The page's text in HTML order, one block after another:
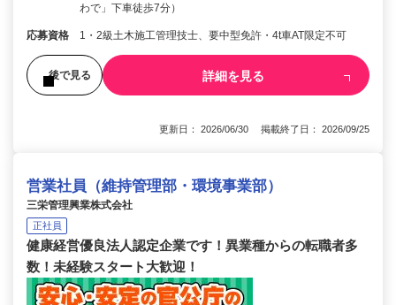
わで」下車徒歩7分）
応募資格 1・2級土木施工管理技士、要中型免許・4t車AT限定不可
後で見る 詳細を見る
更新日： 2026/06/30 掲載終了日： 2026/09/25
営業社員（維持管理部・環境事業部）
三栄管理興業株式会社
正社員
健康経営優良法人認定企業です！異業種からの転職者多
数！未経験スタート大歓迎！